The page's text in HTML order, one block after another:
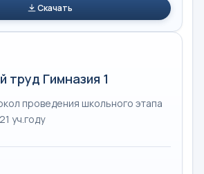
Скачать
труд Гимназия 1
проведения школьного этапа
уч.году